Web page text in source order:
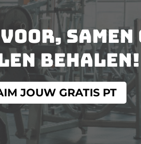
samen
behalen!
JOUW GRATIS PT